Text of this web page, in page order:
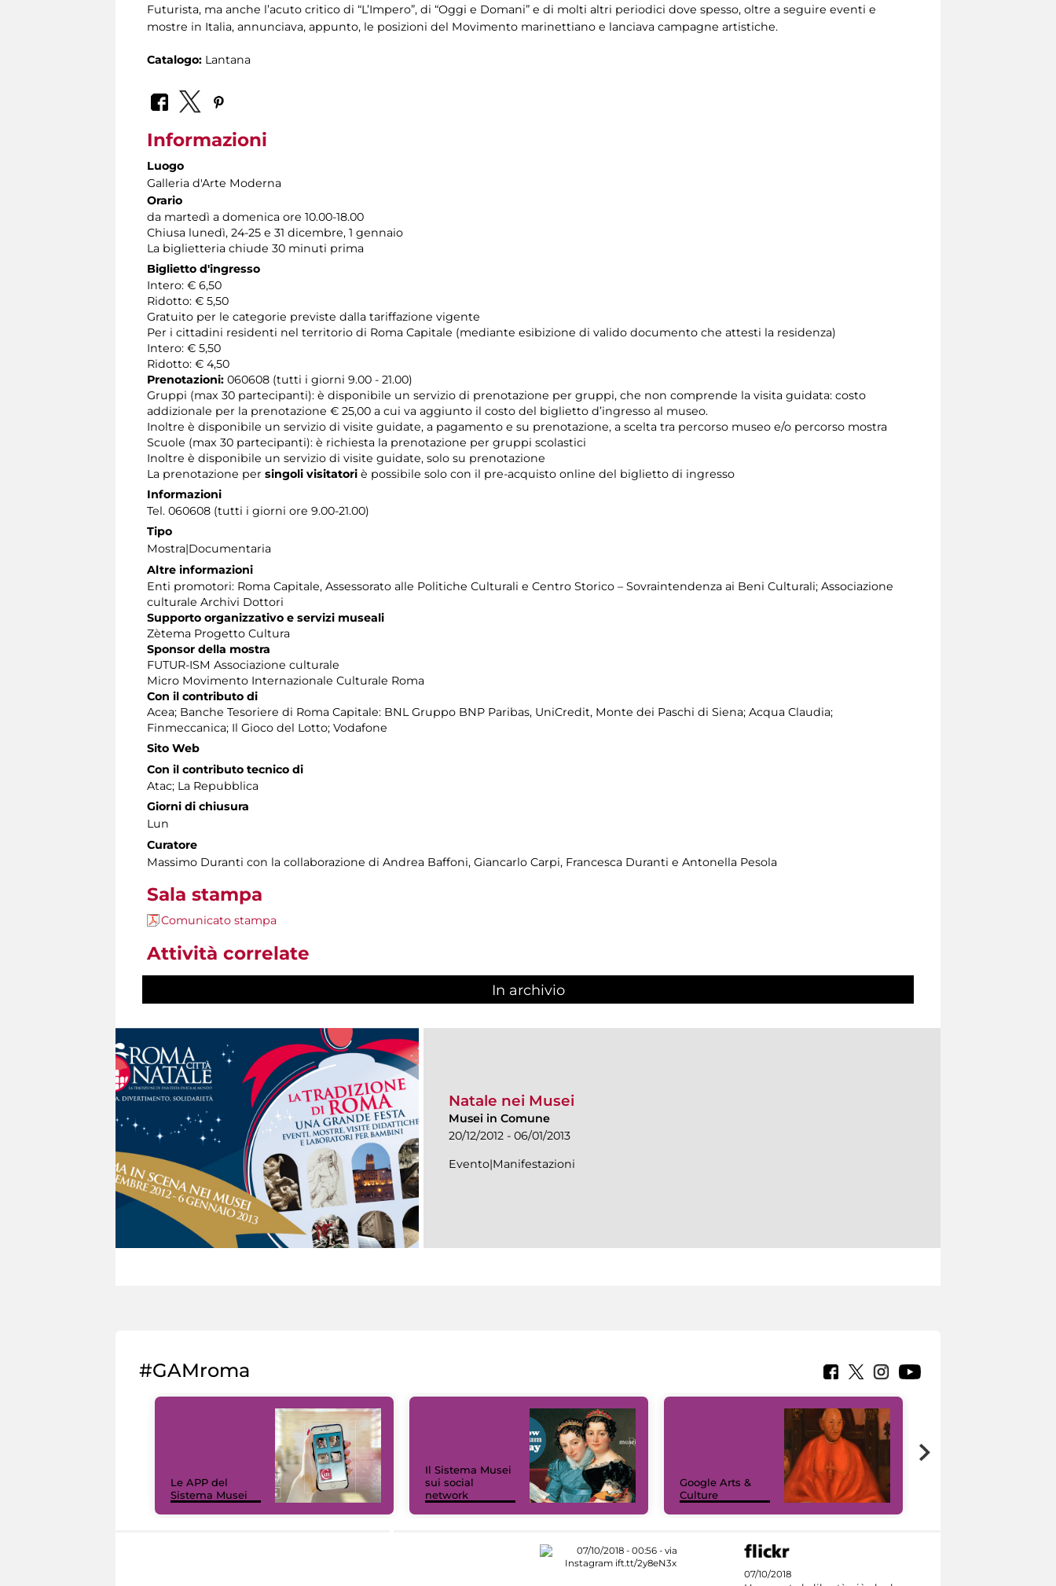
Futurista, ma anche l’acuto critico di “L’Impero”, di “Oggi e Domani” e di molti altri periodici dove spesso, oltre a seguire eventi e
mostre in Italia, annunciava, appunto, le posizioni del Movimento marinettiano e lanciava campagne artistiche.
Catalogo: Lantana
Informazioni
Luogo
Galleria d'Arte Moderna
Orario
da martedì a domenica ore 10.00-18.00
Chiusa lunedì, 24-25 e 31 dicembre, 1 gennaio
La biglietteria chiude 30 minuti prima
Biglietto d'ingresso
Intero: € 6,50
Ridotto: € 5,50
Gratuito per le categorie previste dalla tariffazione vigente
Per i cittadini residenti nel territorio di Roma Capitale (mediante esibizione di valido documento che attesti la residenza)
Intero: € 5,50
Ridotto: € 4,50
Prenotazioni: 060608 (tutti i giorni 9.00 - 21.00)
Gruppi (max 30 partecipanti): è disponibile un servizio di prenotazione per gruppi, che non comprende la visita guidata: costo
addizionale per la prenotazione € 25,00 a cui va aggiunto il costo del biglietto d’ingresso al museo.
Inoltre è disponibile un servizio di visite guidate, a pagamento e su prenotazione, a scelta tra percorso museo e/o percorso mostra
Scuole (max 30 partecipanti): è richiesta la prenotazione per gruppi scolastici
Inoltre è disponibile un servizio di visite guidate, solo su prenotazione
La prenotazione per singoli visitatori è possibile solo con il pre-acquisto online del biglietto di ingresso
Informazioni
Tel. 060608 (tutti i giorni ore 9.00-21.00)
Tipo
Mostra|Documentaria
Altre informazioni
Enti promotori: Roma Capitale, Assessorato alle Politiche Culturali e Centro Storico – Sovraintendenza ai Beni Culturali; Associazione
culturale Archivi Dottori
Supporto organizzativo e servizi museali
Zètema Progetto Cultura
Sponsor della mostra
FUTUR-ISM Associazione culturale
Micro Movimento Internazionale Culturale Roma
Con il contributo di
Acea; Banche Tesoriere di Roma Capitale: BNL Gruppo BNP Paribas, UniCredit, Monte dei Paschi di Siena; Acqua Claudia;
Finmeccanica; Il Gioco del Lotto; Vodafone
Sito Web
Con il contributo tecnico di
Atac; La Repubblica
Giorni di chiusura
Lun
Curatore
Massimo Duranti con la collaborazione di Andrea Baffoni, Giancarlo Carpi, Francesca Duranti e Antonella Pesola
Sala stampa
Comunicato stampa
Attività correlate
In archivio
Natale nei Musei
Musei in Comune
20/12/2012 - 06/01/2013
Evento|Manifestazioni
#GAMroma
Le APP del
Sistema Musei
Il Sistema Musei
sui social
network
Google Arts &
Culture
07/10/2018